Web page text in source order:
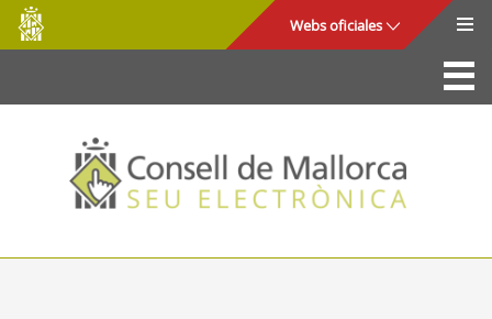
Saltar al contenido principal
Consell
de
Mallorca
Webs oficiales
La Sede
Consejo de Mallorca
Acceso y seguridad
Utilidades